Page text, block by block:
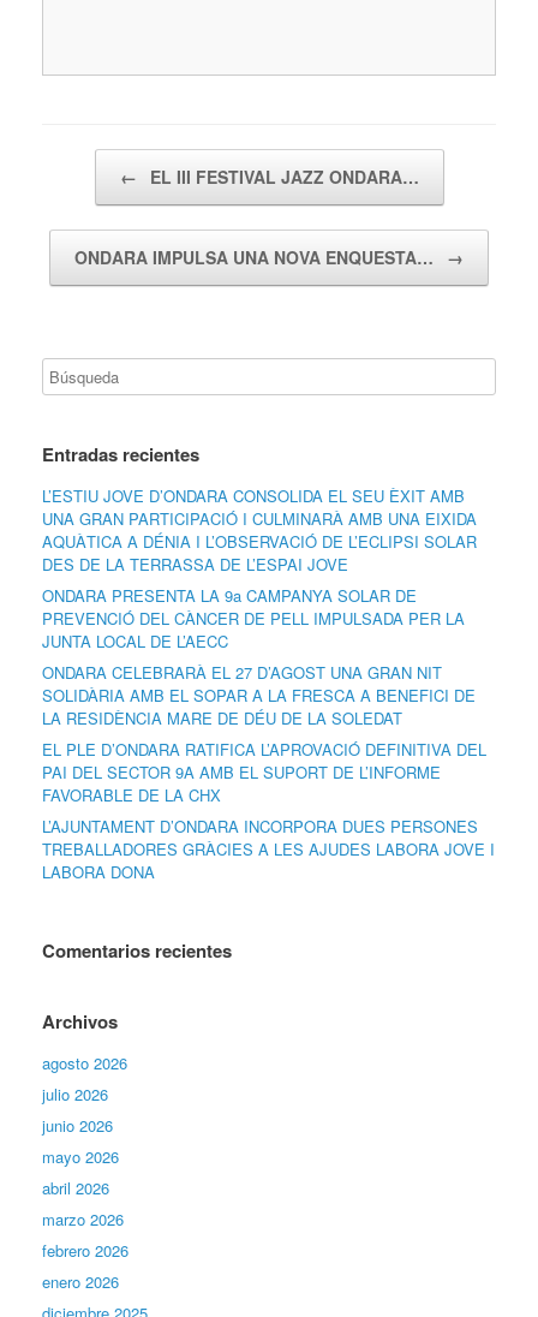
← EL III FESTIVAL JAZZ ONDARA…
ONDARA IMPULSA UNA NOVA ENQUESTA… →
Entradas recientes
L’ESTIU JOVE D’ONDARA CONSOLIDA EL SEU ÈXIT AMB
UNA GRAN PARTICIPACIÓ I CULMINARÀ AMB UNA EIXIDA
AQUÀTICA A DÉNIA I L’OBSERVACIÓ DE L’ECLIPSI SOLAR
DES DE LA TERRASSA DE L’ESPAI JOVE
ONDARA PRESENTA LA 9a CAMPANYA SOLAR DE
PREVENCIÓ DEL CÀNCER DE PELL IMPULSADA PER LA
JUNTA LOCAL DE L’AECC
ONDARA CELEBRARÀ EL 27 D’AGOST UNA GRAN NIT
SOLIDÀRIA AMB EL SOPAR A LA FRESCA A BENEFICI DE
LA RESIDÈNCIA MARE DE DÉU DE LA SOLEDAT
EL PLE D’ONDARA RATIFICA L’APROVACIÓ DEFINITIVA DEL
PAI DEL SECTOR 9A AMB EL SUPORT DE L’INFORME
FAVORABLE DE LA CHX
L’AJUNTAMENT D’ONDARA INCORPORA DUES PERSONES
TREBALLADORES GRÀCIES A LES AJUDES LABORA JOVE I
LABORA DONA
Comentarios recientes
Archivos
agosto 2026
julio 2026
junio 2026
mayo 2026
abril 2026
marzo 2026
febrero 2026
enero 2026
diciembre 2025